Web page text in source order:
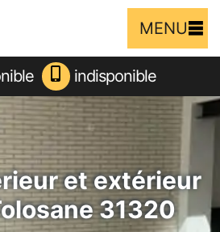
MENU
indisponible
et extérieur
31320